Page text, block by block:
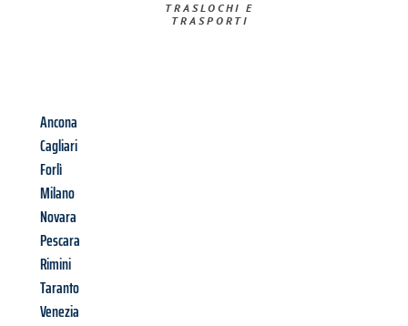
TRASLOCHI E
TRASPORTI​
Ancona
Cagliari
Forlì
Milano
Novara
Pescara
Rimini
Taranto
Venezia